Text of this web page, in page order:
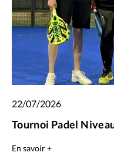
22/07/2026
Tournoi Padel
En savoir +